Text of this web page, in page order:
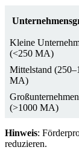
Kleine
(<250 MA)
Mittelstand
MA)
Großunternehmen
(>1000 MA)
Hinweis:
reduzieren.